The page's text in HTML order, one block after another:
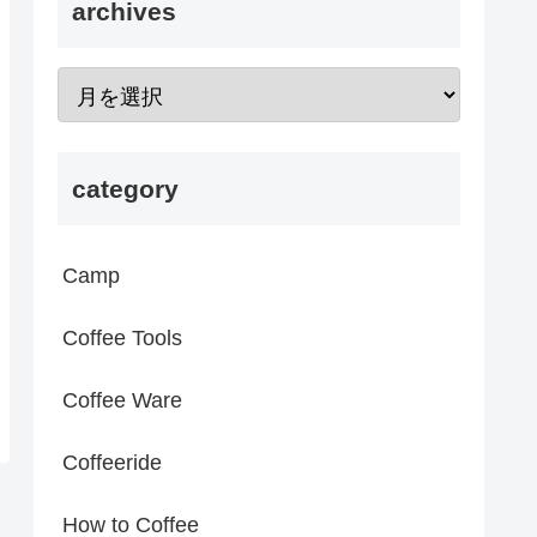
archives
category
Camp
Coffee Tools
Coffee Ware
Coffeeride
How to Coffee